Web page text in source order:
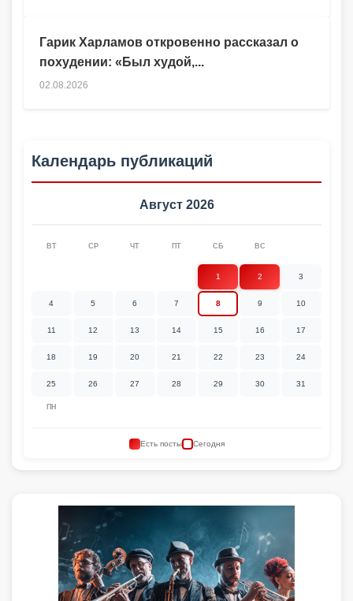
Гарик Харламов откровенно рассказал о
похудении: «Был худой,...
02.08.2026
Календарь публикаций
Август 2026
ПН
ВТ СР ЧТ ПТ СБ ВС
1 2 3
4 5 6 7 8 9 10
11 12 13 14 15 16 17
18 19 20 21 22 23 24
25 26 27 28 29 30 31
Есть посты Сегодня